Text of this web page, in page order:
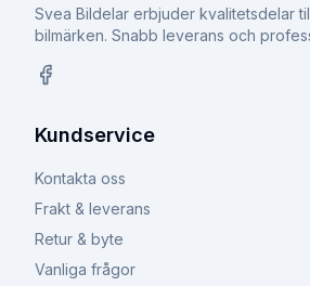
Svea Bildelar erbjuder kvalitetsdelar
bilmärken. Snabb leverans och
Kundservice
Kontakta oss
Frakt & leverans
Retur & byte
Vanliga frågor